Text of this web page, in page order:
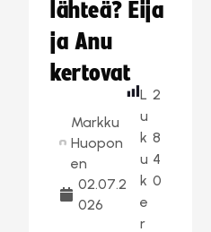
lähteä? Eija
ja Anu
kertovat
Markku
Huopon
en
02.07.2
026
L
u
k
u
k
e
r
2
8
4
0